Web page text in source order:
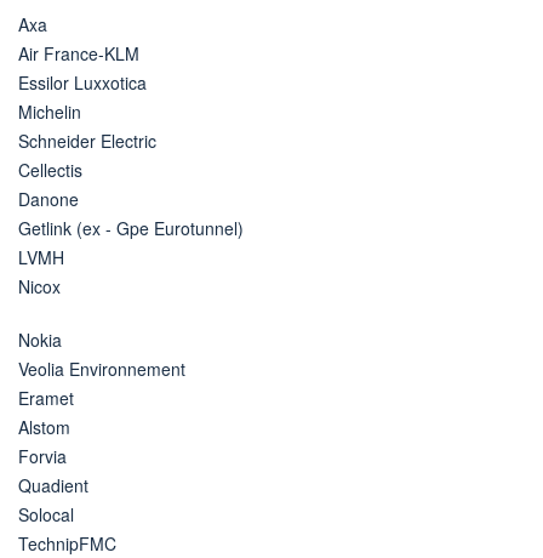
Axa
Air France-KLM
Essilor Luxxotica
Michelin
Schneider Electric
Cellectis
Danone
Getlink (ex - Gpe Eurotunnel)
LVMH
Nicox
Nokia
Veolia Environnement
Eramet
Alstom
Forvia
Quadient
Solocal
TechnipFMC